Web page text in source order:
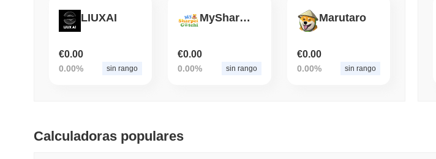
LIUXAI
€0.00
0.00% sin rango
MySharpeiGotchi
€0.00
0.00% sin rango
Marutaro
€0.00
0.00% sin rango
Calculadoras populares